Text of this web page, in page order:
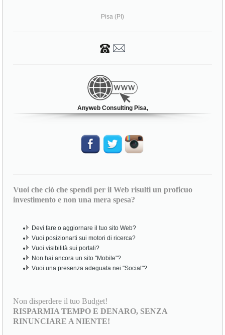
Pisa (PI)
Anyweb Consulting Pisa,
Vuoi che ciò che spendi per il Web risulti un proficuo
investimento e non una mera spesa?
Devi fare o aggiornare il tuo sito Web?
Vuoi posizionarti sui motori di ricerca?
Vuoi visibilità sui portali?
Non hai ancora un sito "Mobile"?
Vuoi una presenza adeguata nei "Social"?
Non disperdere il tuo Budget!
RISPARMIA TEMPO E DENARO, SENZA
RINUNCIARE A NIENTE!